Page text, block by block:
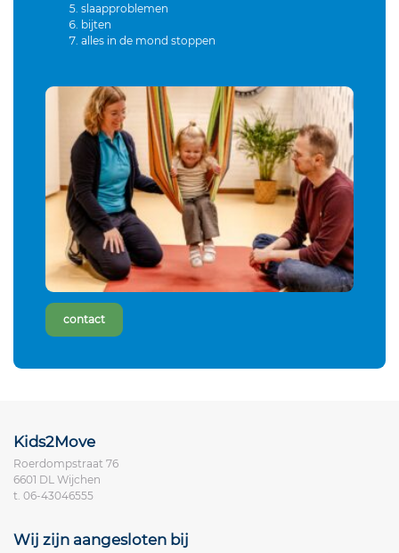
slaapproblemen
bijten
alles in de mond stoppen
contact
Kids2Move
Roerdompstraat 76
6601 DL Wijchen
t. 06-43046555
Wij zijn aangesloten bij